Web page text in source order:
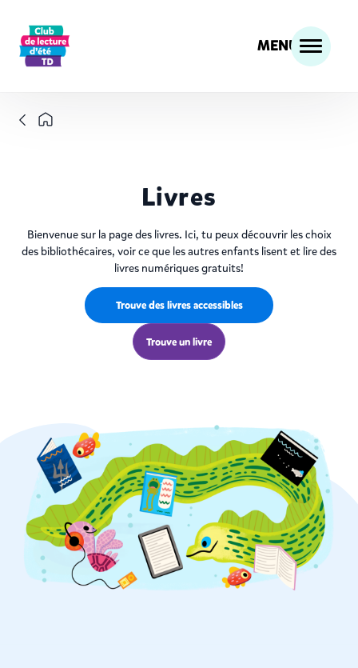
MENU
Livres
Bienvenue sur la page des livres. Ici, tu peux découvrir les choix
des bibliothécaires, voir ce que les autres enfants lisent et lire des
livres numériques gratuits!
Trouve des livres accessibles
Trouve un livre